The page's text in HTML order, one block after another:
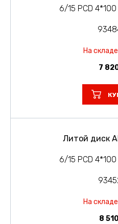
6/15 PCD 4*100
На
7
Литой диск
6/15 PCD 4*100
На
8 510